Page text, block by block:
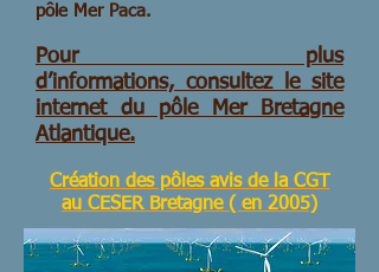
pôle Mer Paca.
Pour plus
d’informations, consultez le site
internet du pôle Mer Bretagne
Atlantique.
Création des pôles avis de la CGT
au CESER Bretagne ( en 2005)